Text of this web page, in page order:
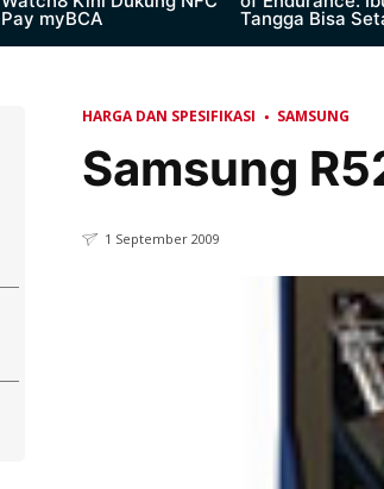
Pay myBCA Tangga Bisa
HARGA DAN SPESIFIKASI SAMSUNG
Samsung
1 September 2009